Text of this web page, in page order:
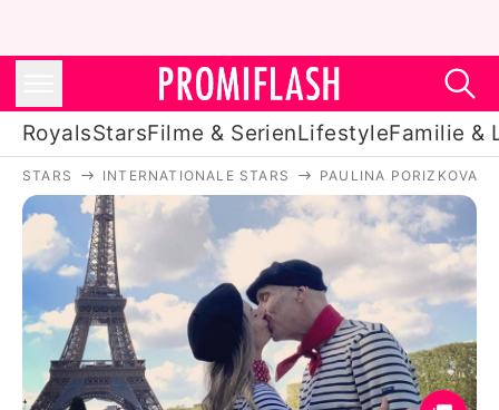
RoyalsStarsFilme & SerienLifestyleFamilie &
Royals
Stars
Filme & Serien
Lifestyle
Familie & Liebe
STARS INTERNATIONALE STARS PAULINA PORIZKOVA